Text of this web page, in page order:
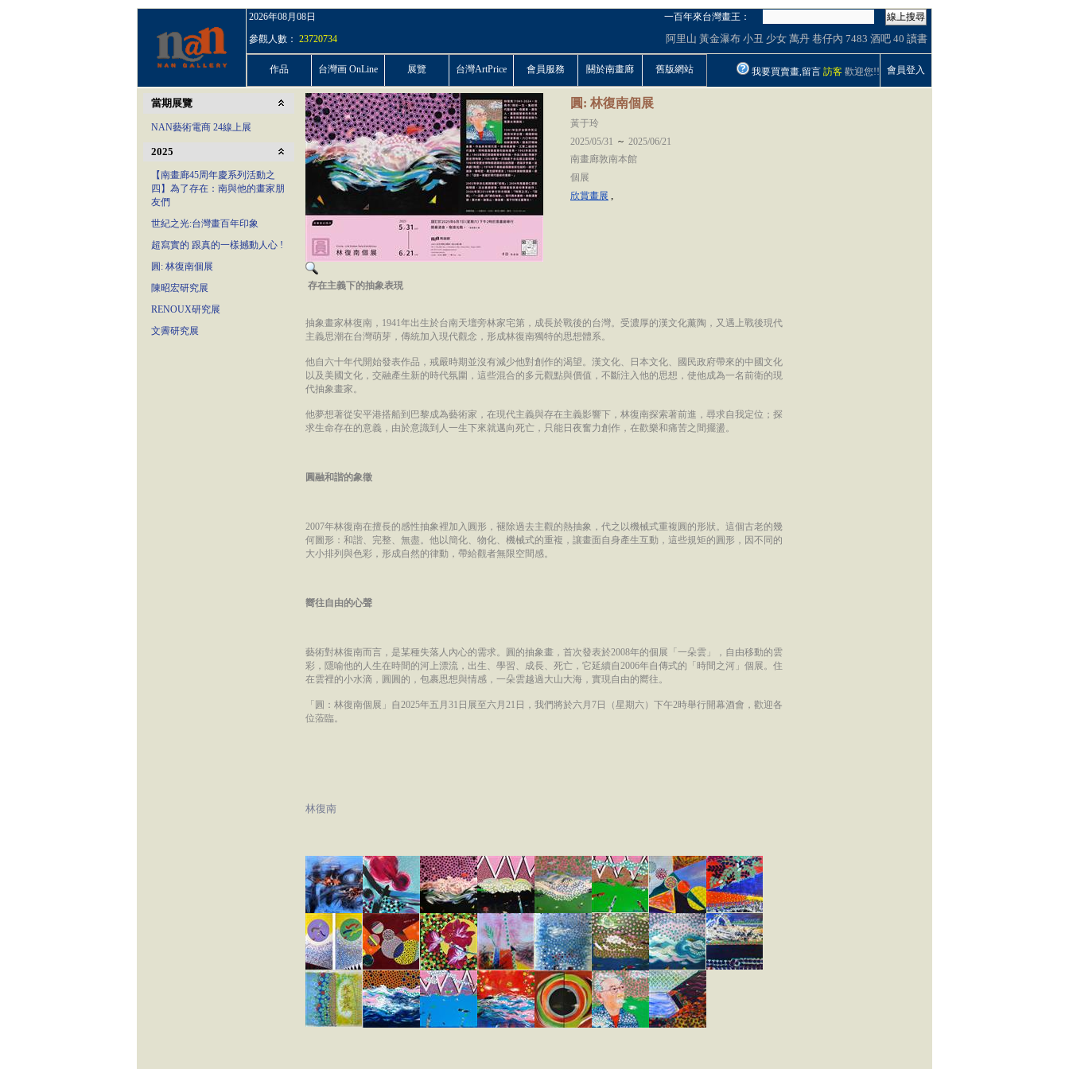
2026年08月08日 一百年來台灣畫王：
線上搜尋
參觀人數： 23720734 阿里山 黃金瀑布 小丑 少女 萬丹 巷仔內 7483 酒吧 40 讀書
作品 台灣画 OnLine 展覽 台灣ArtPrice 會員服務 關於南畫廊 舊版網站 我要買賣畫,留言 訪客 歡迎您!! 會員登入
當期展覽
NAN藝術電商 24線上展
2025
【南畫廊45周年慶系列活動之
四】為了存在：南與他的畫家朋
友們
世紀之光:台灣畫百年印象
超寫實的 跟真的一樣撼動人心 !
圓: 林復南個展
陳昭宏研究展
RENOUX研究展
文霽研究展
圓: 林復南個展
黃于玲
2025/05/31 ~ 2025/06/21
南畫廊敦南本館
個展
欣賞畫展 ,
存在主義下的抽象表現
抽象畫家林復南，1941年出生於台南天壇旁林家宅第，成長於戰後的台灣。受濃厚的漢文化薰陶，又遇上戰後現代
主義思潮在台灣萌芽，傳統加入現代觀念，形成林復南獨特的思想體系。
他自六十年代開始發表作品，戒嚴時期並沒有減少他對創作的渴望。漢文化、日本文化、國民政府帶來的中國文化
以及美國文化，交融產生新的時代氛圍，這些混合的多元觀點與價值，不斷注入他的思想，使他成為一名前衛的現
代抽象畫家。
他夢想著從安平港搭船到巴黎成為藝術家，在現代主義與存在主義影響下，林復南探索著前進，尋求自我定位；探
求生命存在的意義，由於意識到人一生下來就邁向死亡，只能日夜奮力創作，在歡樂和痛苦之間擺盪。
圓融和諧的象徵
2007年林復南在擅長的感性抽象裡加入圓形，褪除過去主觀的熱抽象，代之以機械式重複圓的形狀。這個古老的幾
何圖形：和諧、完整、無盡。他以簡化、物化、機械式的重複，讓畫面自身產生互動，這些規矩的圓形，因不同的
大小排列與色彩，形成自然的律動，帶給觀者無限空間感。
嚮往自由的心聲
藝術對林復南而言，是某種失落人內心的需求。圓的抽象畫，首次發表於2008年的個展「一朵雲」，自由移動的雲
彩，隱喻他的人生在時間的河上漂流，出生、學習、成長、死亡，它延續自2006年自傳式的「時間之河」個展。住
在雲裡的小水滴，圓圓的，包裹思想與情感，一朵雲越過大山大海，實現自由的嚮往。
「圓：林復南個展」自2025年五月31日展至六月21日，我們將於六月7日（星期六）下午2時舉行開幕酒會，歡迎各
位蒞臨。
林復南